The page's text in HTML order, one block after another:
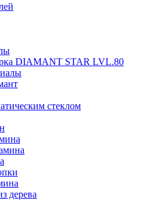
DIAMANT STAR LVL.80
стеклом
дерева